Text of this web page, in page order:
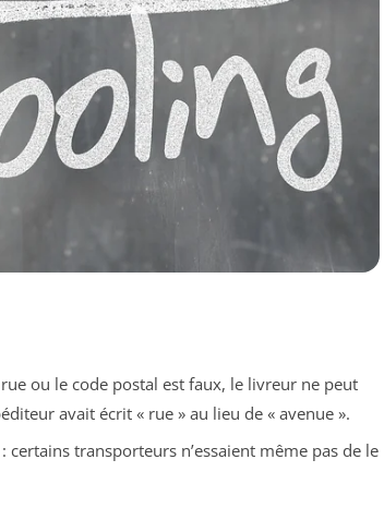
ou le code postal est faux, le livreur ne peut
avait écrit « rue » au lieu de « avenue ».
certains transporteurs n’essaient même pas de le